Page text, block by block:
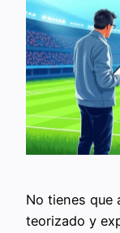
No tienes que
teorizado y